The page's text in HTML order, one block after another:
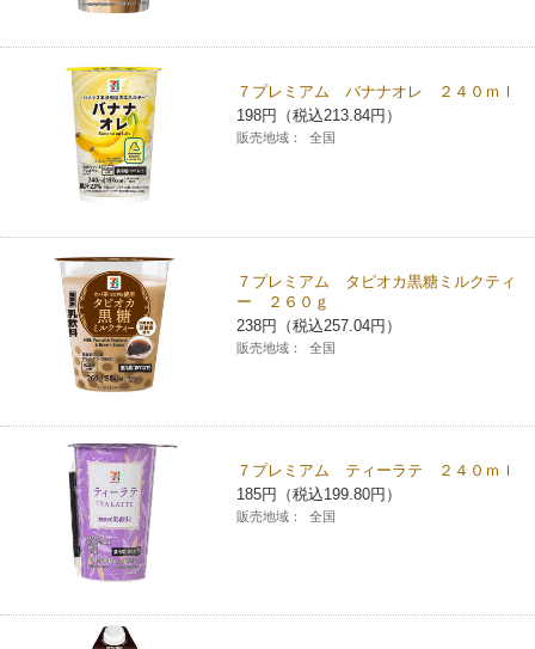
７プレミアム バナナオレ ２４０ｍｌ
198円（税込213.84円）
販売地域： 全国
７プレミアム タピオカ黒糖ミルクティ
ー ２６０ｇ
238円（税込257.04円）
販売地域： 全国
７プレミアム ティーラテ ２４０ｍｌ
185円（税込199.80円）
販売地域： 全国